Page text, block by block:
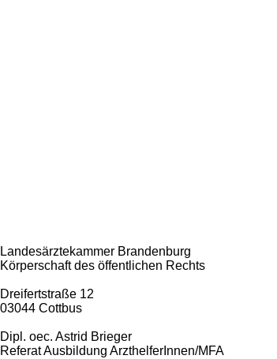
Landesärztekammer Brandenburg
Körperschaft des öffentlichen Rechts
Dreifertstraße 12
03044 Cottbus
Dipl. oec. Astrid Brieger
Referat Ausbildung ArzthelferInnen/MFA